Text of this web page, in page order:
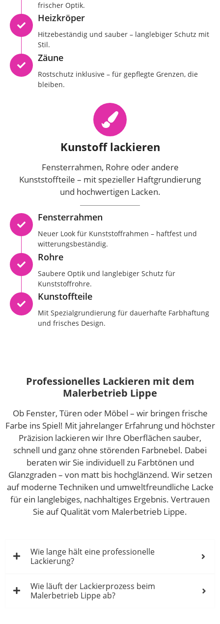
frischer Optik.
Heizkröper
Hitzebeständig und sauber – langlebiger Schutz mit
Stil.
Zäune
Rostschutz inklusive – für gepflegte Grenzen, die
bleiben.
Kunstoff lackieren
Fensterrahmen, Rohre oder andere
Kunststoffteile – mit spezieller Haftgrundierung
und hochwertigen Lacken.
Fensterrahmen
Neuer Look für Kunststoffrahmen – haftfest und
witterungsbeständig.
Rohre
Saubere Optik und langlebiger Schutz für
Kunststoffrohre.
Kunstoffteile
Mit Spezialgrundierung für dauerhafte Farbhaftung
und frisches Design.
Professionelles Lackieren mit dem
Malerbetrieb Lippe
Ob Fenster, Türen oder Möbel – wir bringen frische
Farbe ins Spiel! Mit jahrelanger Erfahrung und höchster
Präzision lackieren wir Ihre Oberflächen sauber,
schnell und ganz ohne störenden Farbnebel. Dabei
beraten wir Sie individuell zu Farbtönen und
Glanzgraden – von matt bis hochglänzend. Wir setzen
auf moderne Techniken und umweltfreundliche Lacke
für ein langlebiges, nachhaltiges Ergebnis. Vertrauen
Sie auf Qualität vom Malerbetrieb Lippe.
Wie lange hält eine professionelle
Lackierung?
Wie läuft der Lackierprozess beim
Malerbetrieb Lippe ab?